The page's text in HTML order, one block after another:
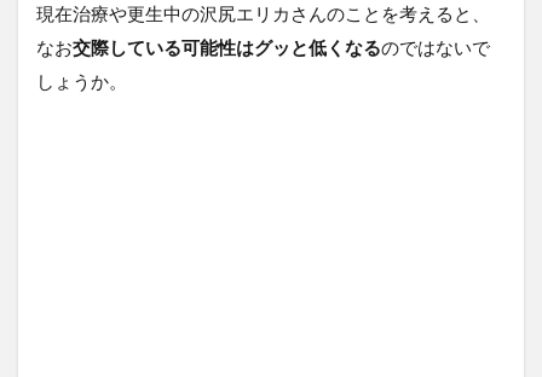
現在治療や更生中の沢尻エリカさんのことを考えると、
なお交際している可能性はグッと低くなるのではないで
しょうか。